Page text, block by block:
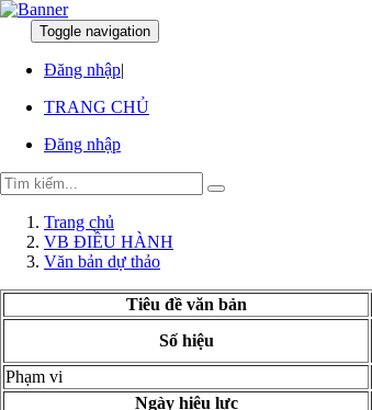
Toggle navigation
Đăng nhập|
TRANG CHỦ
Đăng nhập
Trang chủ
VB ĐIỀU HÀNH
Văn bản dự thảo
Tiêu đề văn bản
Số hiệu
Phạm vi
Ngày hiệu lực